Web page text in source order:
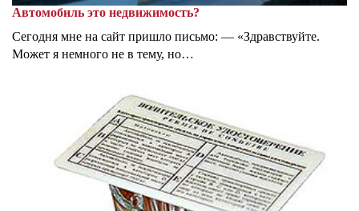
Автомобиль это недвижимость?
Сегодня мне на сайт пришло письмо: — «Здравствуйте.
Может я немного не в тему, но…